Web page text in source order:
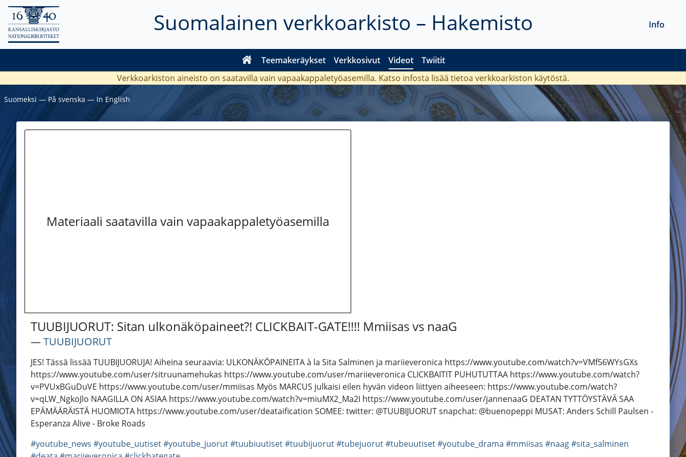
Suomalainen verkkoarkisto – Hakemisto
Teemakeräykset Verkkosivut Videot Twiitit
Info
Verkkoarkiston aineisto on saatavilla vain vapaakappaletyöasemilla. Katso infosta lisää tietoa verkkoarkiston käytöstä.
Suomeksi ― På svenska ― In English
Materiaali saatavilla vain vapaakappaletyöasemilla
TUUBIJUORUT: Sitan ulkonäköpaineet?! CLICKBAIT-GATE!!!! Mmiisas vs naaG
―TUUBIJUORUT
JES! Tässä lissää TUUBIJUORUJA! Aiheina seuraavia: ULKONÄKÖPAINEITA à la Sita Salminen ja mariieveronica https://www.youtube.com/watch?v=VMf56WYsGXs
https://www.youtube.com/user/sitruunamehukas https://www.youtube.com/user/mariieveronica CLICKBAITIT PUHUTUTTAA https://www.youtube.com/watch?
v=PVUxBGuDuVE https://www.youtube.com/user/mmiisas Myös MARCUS julkaisi eilen hyvän videon liittyen aiheeseen: https://www.youtube.com/watch?
v=qLW_NgkoJlo NAAGILLA ON ASIAA https://www.youtube.com/watch?v=miuMX2_Ma2I https://www.youtube.com/user/jannenaaG DEATAN TYTTÖYSTÄVÄ SAA
EPÄMÄÄRÄISTÄ HUOMIOTA https://www.youtube.com/user/deataification SOMEE: twitter: @TUUBIJUORUT snapchat: @buenopeppi MUSAT: Anders Schill Paulsen -
Esperanza Alive - Broke Roads
#youtube_news #youtube_uutiset#youtube_juorut#tuubiuutiset#tuubijuorut#tubejuorut#tubeuutiset#youtube_drama #mmiisas #naag#sita_salminen